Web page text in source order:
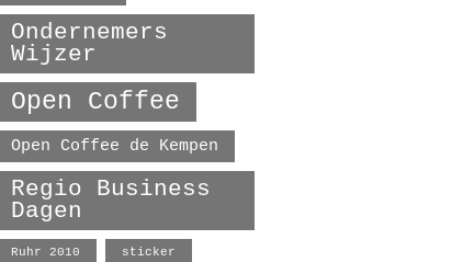
Ondernemers
Wijzer
Open Coffee
Open Coffee de Kempen
Regio Business
Dagen
Ruhr 2010 sticker